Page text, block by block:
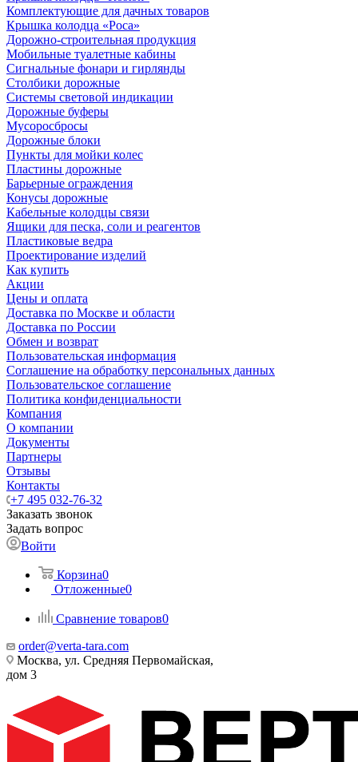
Комплектующие для дачных товаров
Крышка колодца «Роса»
Дорожно-строительная продукция
Мобильные туалетные кабины
Сигнальные фонари и гирлянды
Столбики дорожные
Системы световой индикации
Дорожные буферы
Мусоросбросы
Дорожные блоки
Пункты для мойки колес
Пластины дорожные
Барьерные ограждения
Конусы дорожные
Кабельные колодцы связи
Ящики для песка, соли и реагентов
Пластиковые ведра
Проектирование изделий
Как купить
Акции
Цены и оплата
Доставка по Москве и области
Доставка по России
Обмен и возврат
Пользовательская информация
Соглашение на обработку персональных данных
Пользовательское соглашение
Политика конфиденциальности
Компания
О компании
Документы
Партнеры
Отзывы
Контакты
+7 495 032-76-32
Заказать звонок
Задать вопрос
Войти
Корзина0
Отложенные0
Сравнение товаров0
order@verta-tara.com
Москва, ул. Средняя Первомайская,
дом 3